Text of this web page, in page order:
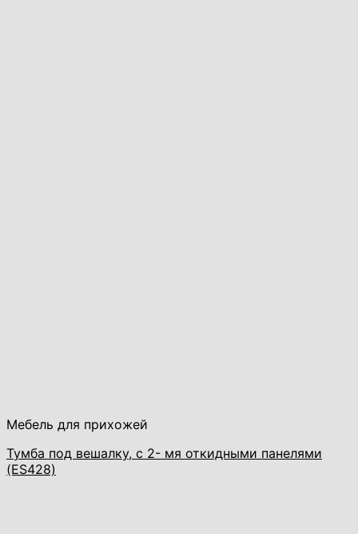
Мебель для прихожей
Тумба под вешалку, с 2- мя откидными панелями
(ES428)